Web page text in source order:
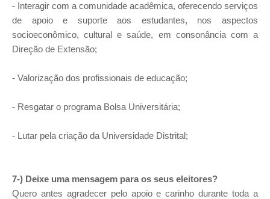
- Interagir com a comunidade acadêmica, oferecendo serviços
de apoio e suporte aos estudantes, nos aspectos
socioeconômico, cultural e saúde, em consonância com a
Direção de Extensão;
- Valorização dos profissionais de educação;
- Resgatar o programa Bolsa Universitária;
- Lutar pela criação da Universidade Distrital;
7-) Deixe uma mensagem para os seus eleitores?
Quero antes agradecer pelo apoio e carinho durante toda a